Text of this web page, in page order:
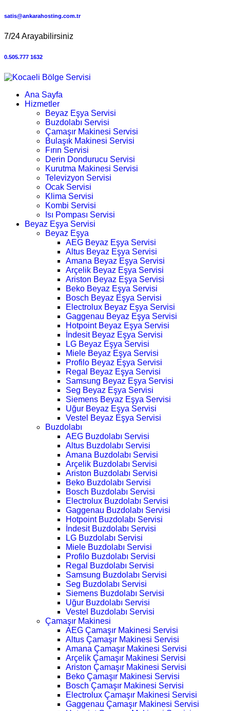
satis@ankarahosting.com.tr
7/24 Arayabilirsiniz
0.505.777 1632
Ana Sayfa
Hizmetler
Beyaz Eşya Servisi
Buzdolabı Servisi
Çamaşır Makinesi Servisi
Bulaşık Makinesi Servisi
Fırın Servisi
Derin Dondurucu Servisi
Kurutma Makinesi Servisi
Televizyon Servisi
Ocak Servisi
Klima Servisi
Kombi Servisi
Isı Pompası Servisi
Beyaz Eşya Servisi
Beyaz Eşya
AEG Beyaz Eşya Servisi
Altus Beyaz Eşya Servisi
Amana Beyaz Eşya Servisi
Arçelik Beyaz Eşya Servisi
Ariston Beyaz Eşya Servisi
Beko Beyaz Eşya Servisi
Bosch Beyaz Eşya Servisi
Electrolux Beyaz Eşya Servisi
Gaggenau Beyaz Eşya Servisi
Hotpoint Beyaz Eşya Servisi
İndesit Beyaz Eşya Servisi
LG Beyaz Eşya Servisi
Miele Beyaz Eşya Servisi
Profilo Beyaz Eşya Servisi
Regal Beyaz Eşya Servisi
Samsung Beyaz Eşya Servisi
Seg Beyaz Eşya Servisi
Siemens Beyaz Eşya Servisi
Uğur Beyaz Eşya Servisi
Vestel Beyaz Eşya Servisi
Buzdolabı
AEG Buzdolabı Servisi
Altus Buzdolabı Servisi
Amana Buzdolabı Servisi
Arçelik Buzdolabı Servisi
Ariston Buzdolabı Servisi
Beko Buzdolabı Servisi
Bosch Buzdolabı Servisi
Electrolux Buzdolabı Servisi
Gaggenau Buzdolabı Servisi
Hotpoint Buzdolabı Servisi
İndesit Buzdolabı Servisi
LG Buzdolabı Servisi
Miele Buzdolabı Servisi
Profilo Buzdolabı Servisi
Regal Buzdolabı Servisi
Samsung Buzdolabı Servisi
Seg Buzdolabı Servisi
Siemens Buzdolabı Servisi
Uğur Buzdolabı Servisi
Vestel Buzdolabı Servisi
Çamaşır Makinesi
AEG Çamaşır Makinesi Servisi
Altus Çamaşır Makinesi Servisi
Amana Çamaşır Makinesi Servisi
Arçelik Çamaşır Makinesi Servisi
Ariston Çamaşır Makinesi Servisi
Beko Çamaşır Makinesi Servisi
Bosch Çamaşır Makinesi Servisi
Electrolux Çamaşır Makinesi Servisi
Gaggenau Çamaşır Makinesi Servisi